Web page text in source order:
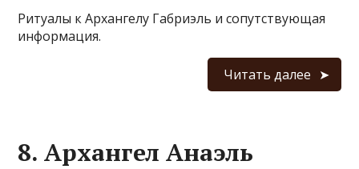
Ритуалы к Архангелу Габриэль и сопутствующая
информация.
Читать далее
8. Архангел Анаэль